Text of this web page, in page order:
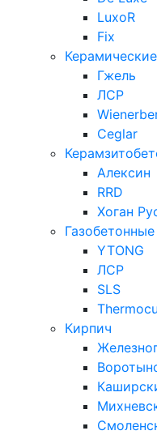
LuxoR
Fix
Гжель
ЛСР
Ceglar
Алексин
RRD
Хоган
YTONG
ЛСР
SLS
Кирпич